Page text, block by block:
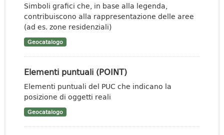
Simboli grafici che, in base alla legenda,
contribuiscono alla rappresentazione delle aree
(ad es. zone residenziali)
Geocatalogo
Elementi puntuali (POINT)
Elementi puntuali del PUC che indicano la
posizione di oggetti reali
Geocatalogo